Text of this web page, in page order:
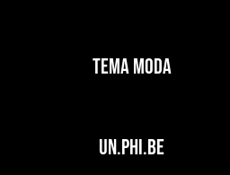
TEMA MODA
UN.PHI.BE